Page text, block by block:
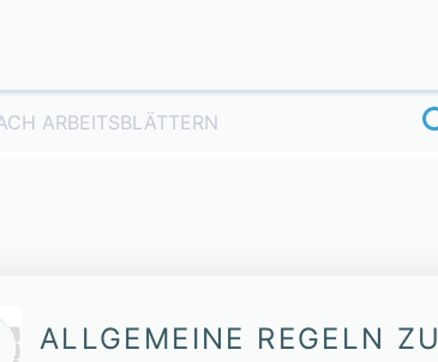
ALLGEMEINE REGELN ZU